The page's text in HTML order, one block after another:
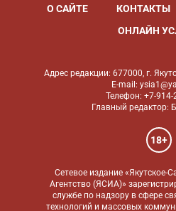
О САЙТЕ КОНТАКТЫ
ОНЛАЙН
Адрес редакции: 677000, г.
E-mail:
Телефон: +7-914-
Главный редактор:
18+
Сетевое издание
Агентство (ЯСИА)»
службе по надзору в сфере
технологий и массовых